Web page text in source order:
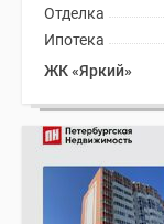
Отделка
Ипотека
ЖК «Яркий»